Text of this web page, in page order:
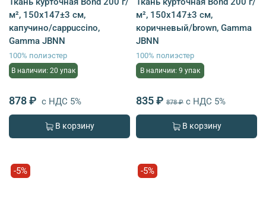
м², 150х147±3 см,
капучино/cappuccino,
Gamma JBNN
100% полиэстер
В наличии: 20 упак
878 ₽ с НДС 5%
В корзину
м², 150х147±3 см,
коричневый/brown, Gamma
JBNN
100% полиэстер
В наличии: 9 упак
835 ₽ 878 ₽ с НДС 5%
В корзину
-5% -5%